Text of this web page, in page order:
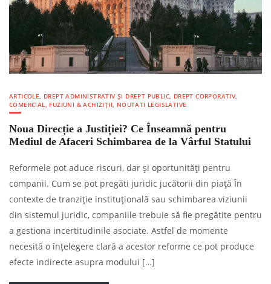
ARTICOLE, DREPT ADMINISTRATIV ȘI DREPT PUBLIC, DREPT CORPORATIV,
COMERCIAL, FUZIUNI & ACHIZIȚII, NOUTATI LEGISLATIVE
Noua Direcție a Justiției? Ce Înseamnă pentru
Mediul de Afaceri Schimbarea de la Vârful Statului
Reformele pot aduce riscuri, dar și oportunități pentru
companii. Cum se pot pregăti juridic jucătorii din piață În
contexte de tranziție instituțională sau schimbarea viziunii
din sistemul juridic, companiile trebuie să fie pregătite pentru
a gestiona incertitudinile asociate. Astfel de momente
necesită o înțelegere clară a acestor reforme ce pot produce
efecte indirecte asupra modului […]